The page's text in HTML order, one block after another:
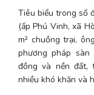
Tiêu biểu trong số
(ấp Phú Vinh, xã
m² chuồng trại,
phương pháp
đồng và nền đất,
nhiều khó khăn và